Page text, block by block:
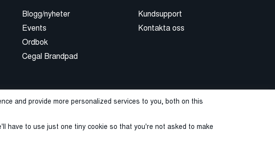
and provide more personalized services to you, both on this
have to use just one tiny cookie so that you're not asked to make
Blogg/nyheter
Events
Ordbok
Cegal Brandpad
Kundsupport
Kontakta oss